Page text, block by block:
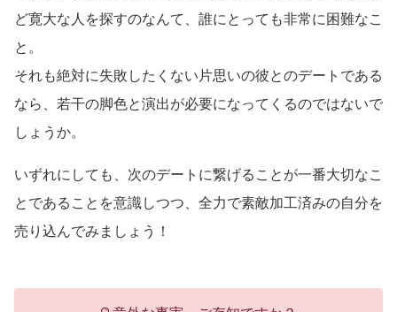
ど寛大な人を探すのなんて、誰にとっても非常に困難なこ
と。
それも絶対に失敗したくない片思いの彼とのデートである
なら、若干の脚色と演出が必要になってくるのではないで
しょうか。
いずれにしても、次のデートに繋げることが一番大切なこ
とであることを意識しつつ、全力で素敵加工済みの自分を
売り込んでみましょう！